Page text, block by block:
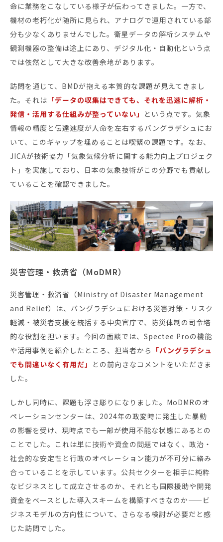
命に業務をこなしている様子が伝わってきました。一方で、
機材の老朽化が随所に見られ、アナログで運用されている部
分も少なくありませんでした。衛星データの解析システムや
観測機器の整備は途上にあり、デジタル化・自動化という点
では依然として大きな改善余地があります。
訪問を通じて、BMDが抱える本質的な課題が見えてきまし
た。それは 「データの収集はできても、それを迅速に解析・
発信・活用する仕組みが整っていない」
という点です。気象
情報の精度と伝達速度が人命を左右するバングラデシュにお
いて、このギャップを埋めることは喫緊の課題です。なお、
JICAが技術協力「気象気候分析に関する能力向上プロジェク
ト」を実施しており、日本の気象技術がこの分野でも貢献し
ていることを確認できました。
災害管理・救済省（MoDMR）
災害管理・救済省（Ministry of Disaster Management
and Relief）は、バングラデシュにおける災害対策・リスク
軽減・被災者支援を統括する中央官庁で、防災体制の司令塔
的な役割を担います。今回の面談では、Spectee Proの機能
や活用事例を紹介したところ、担当者から 「バングラデシュ
でも間違いなく有用だ」
との前向きなコメントをいただきま
した。
しかし同時に、課題も浮き彫りになりました。MoDMRのオ
ペレーションセンターは、2024年の政変時に発生した暴動
の影響を受け、現時点でも一部が使用不能な状態にあるとの
ことでした。これは単に技術や資金の問題ではなく、政治・
社会的な安定性と行政のオペレーション能力が不可分に絡み
合っていることを示しています。公共セクターを相手に純粋
なビジネスとして成立させるのか、それとも国際援助や開発
資金をベースとした導入スキームを構築すべきなのか——ビ
ジネスモデルの方向性について、さらなる検討が必要だと感
じた訪問でした。